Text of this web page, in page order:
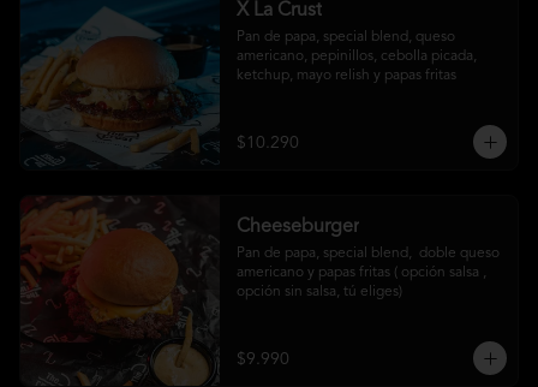
X La Crust
Pan de papa, special blend, queso
americano, pepinillos, cebolla picada,
ketchup, mayo relish y papas fritas
$10.290
Cheeseburger
Pan de papa, special blend,  doble queso
americano y papas fritas ( opción salsa ,
opción sin salsa, tú eliges)
$9.990